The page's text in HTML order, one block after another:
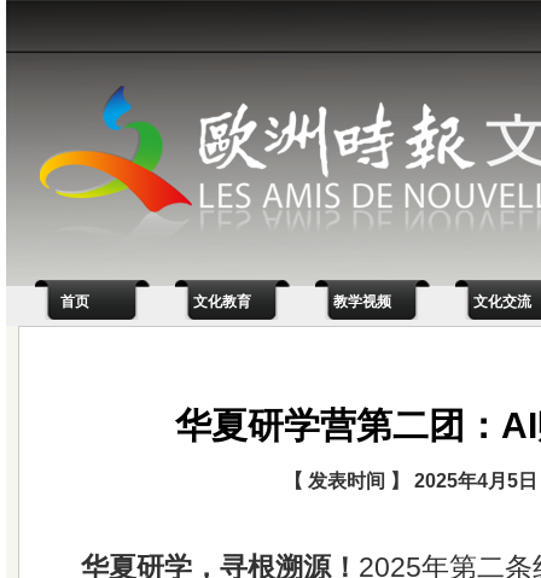
首页 文化教育 教学视频 文化交流
华夏研学营第二团：
【 发表时间 】 2025年4月5日
华夏研学，寻根溯源！ 2025年第二